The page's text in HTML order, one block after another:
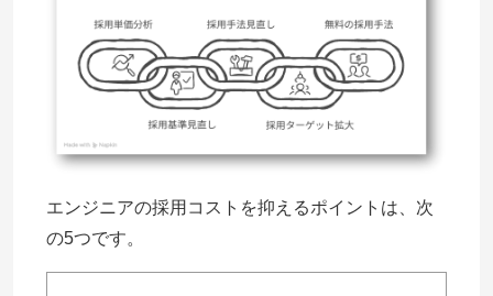
エンジニアの採用コストを抑えるポイントは、次
の5つです。